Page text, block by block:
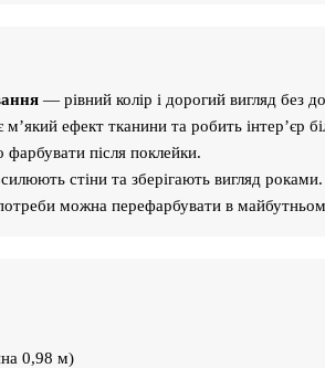
— рівний колір і дорогий вигляд без
ефект тканини та робить інтер’єр
після поклейки.
стіни та зберігають вигляд роками.
можна перефарбувати в
0,98 м)